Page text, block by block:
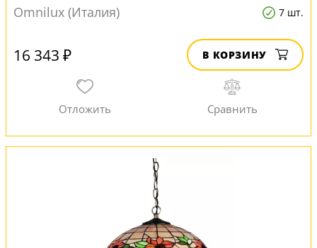
Omnilux (Италия)
7 шт.
16 343 ₽ В КОРЗИНУ